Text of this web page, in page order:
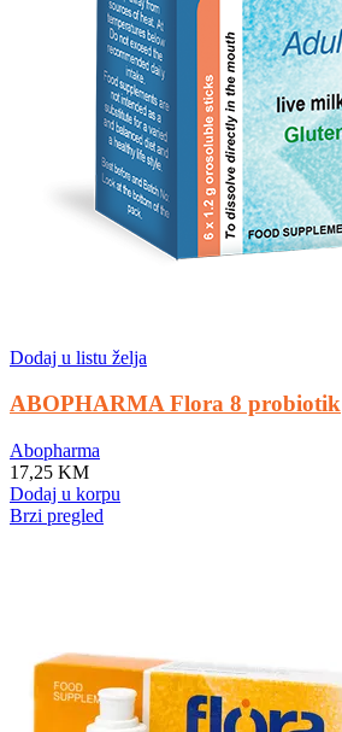
Dodaj u listu želja
ABOPHARMA Flora 8 probiotik
Abopharma
17,25 KM
Dodaj u korpu
Brzi pregled